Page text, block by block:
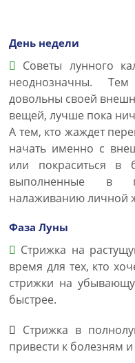
День недели
Советы лунного
неоднозначны.
довольны своей
вещей, лучше пока
А тем, кто жаждет
начать именно с
или покраситься в
выполненные в
налаживанию личной
Фаза Луны
Стрижка на
время для тех, кто
стрижки на
быстрее.
Стрижка в
привести к болезням